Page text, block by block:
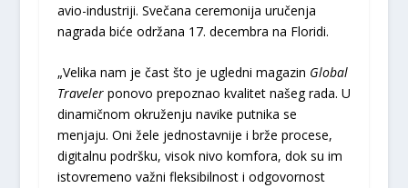
avio-industriji. Svečana ceremonija uručenja
nagrada biće održana 17. decembra na Floridi.
„Velika nam je čast što je ugledni magazin Global
Travelerponovo prepoznao kvalitet našeg rada. U
dinamičnom okruženju navike putnika se
menjaju. Oni žele jednostavnije i brže procese,
digitalnu podršku, visok nivo komfora, dok su im
istovremeno važni fleksibilnost i odgovornost